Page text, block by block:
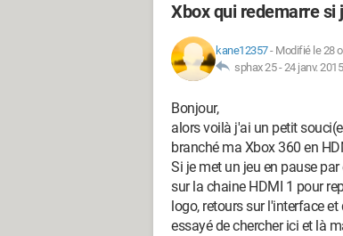
Xbox qui redemarre si
kane12357- Modifié le 28
sphax 25 -24 janv.
Bonjour,
alors voilà j'ai un petit
branché ma Xbox 360 en
Si je met un jeu en pause
sur la chaine HDMI 1 pour
logo, retours sur l'interface
essayé de chercher ici et là